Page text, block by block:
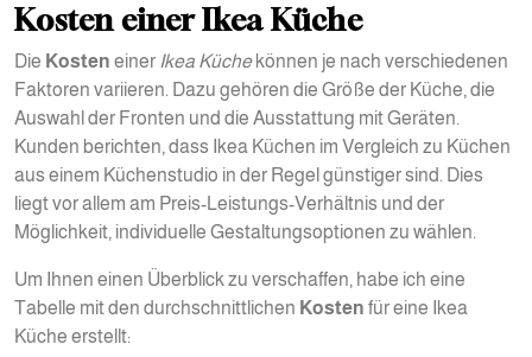
Kosten einer Ikea Küche
Die Kosten einer Ikea Küchekönnen je nach verschiedenen
Faktoren variieren. Dazu gehören die Größe der Küche, die
Auswahl der Fronten und die Ausstattung mit Geräten.
Kunden berichten, dass Ikea Küchen im Vergleich zu Küchen
aus einem Küchenstudio in der Regel günstiger sind. Dies
liegt vor allem am Preis-Leistungs-Verhältnis und der
Möglichkeit, individuelle Gestaltungsoptionen zu wählen.
Um Ihnen einen Überblick zu verschaffen, habe ich eine
Tabelle mit den durchschnittlichen Kosten für eine Ikea
Küche erstellt: